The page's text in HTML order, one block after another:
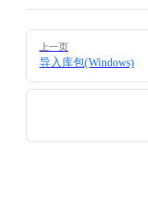
Pager
上一页
导入库包(Windows)